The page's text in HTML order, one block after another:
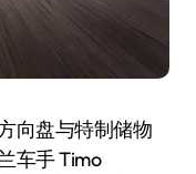
向盘与特制储物
车手 Timo